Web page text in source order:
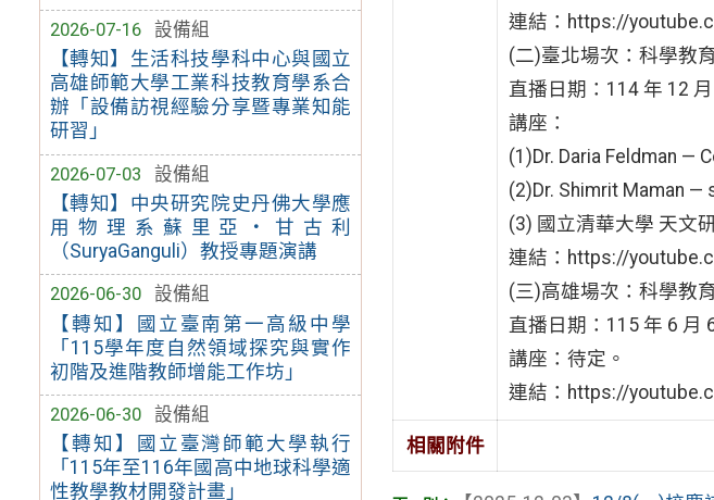
2026-07-16
設備組
【轉知】生活科技學科中心與國立
高雄師範大學工業科技教育學系合
辦「設備訪視經驗分享暨專業知能
研習」
2026-07-03
設備組
【轉知】中央研究院史丹佛大學應
用物理系蘇里亞・甘古利
（SuryaGanguli）教授專題演講
2026-06-30
設備組
【轉知】國立臺南第一高級中學
「115學年度自然領域探究與實作
初階及進階教師增能工作坊」
2026-06-30
設備組
【轉知】國立臺灣師範大學執行
「115年至116年國高中地球科學適
性教學教材開發計畫」
連結：https://
(二)臺北場次：科學教
直播日期：114 年 12
講座：
(1)Dr. Daria Feldman —
(2)Dr. Shimrit Maman —
(3) 國立清華大學 天文
連結：https://
(三)高雄場次：科學教
直播日期：115 年 6 月
講座：待定。
連結：https://
相關附件